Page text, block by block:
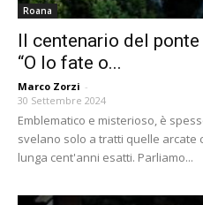
Roana
Il centenario del
“O lo fate o...
Marco Zorzi -
30 Settembre 2024
Emblematico e misterioso, è
svelano solo a tratti quelle arcate
lunga cent'anni esatti. Parliamo...